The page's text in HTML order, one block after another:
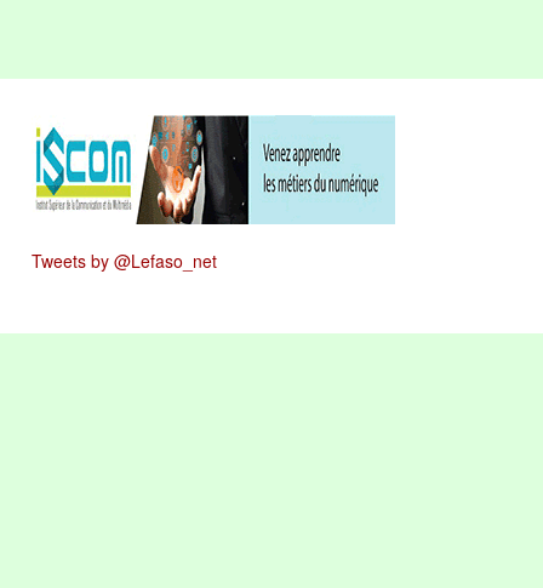
Tweets by @Lefaso_net